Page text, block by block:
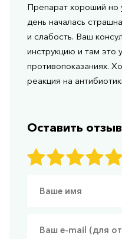
Препарат хороший но
день началась
и слабость. Ваш
инструкцию и там это
противопоказаниях.
реакция на
Оставить